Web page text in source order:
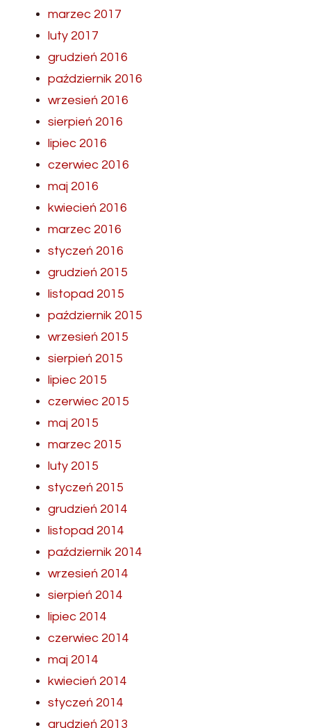
marzec 2017
luty 2017
grudzień 2016
październik 2016
wrzesień 2016
sierpień 2016
lipiec 2016
czerwiec 2016
maj 2016
kwiecień 2016
marzec 2016
styczeń 2016
grudzień 2015
listopad 2015
październik 2015
wrzesień 2015
sierpień 2015
lipiec 2015
czerwiec 2015
maj 2015
marzec 2015
luty 2015
styczeń 2015
grudzień 2014
listopad 2014
październik 2014
wrzesień 2014
sierpień 2014
lipiec 2014
czerwiec 2014
maj 2014
kwiecień 2014
styczeń 2014
grudzień 2013